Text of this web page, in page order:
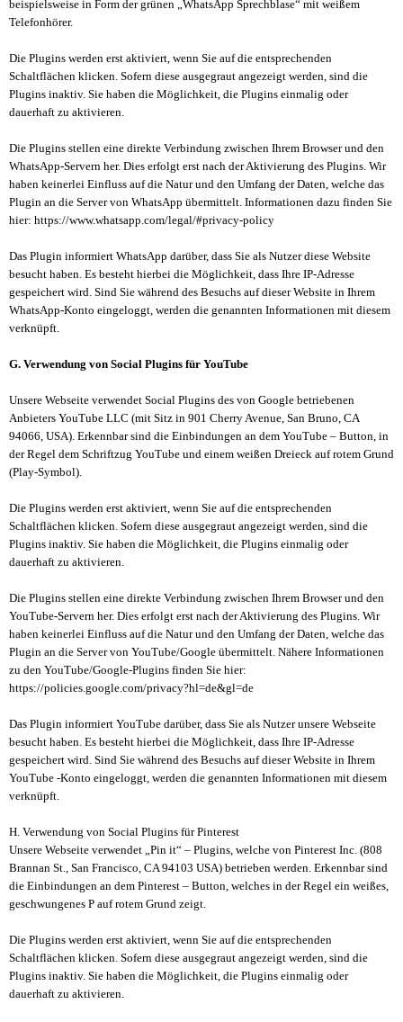
beispielsweise in Form der grünen „WhatsApp Sprechblase“ mit weißem
Telefonhörer.
Die Plugins werden erst aktiviert, wenn Sie auf die entsprechenden
Schaltflächen klicken. Sofern diese ausgegraut angezeigt werden, sind die
Plugins inaktiv. Sie haben die Möglichkeit, die Plugins einmalig oder
dauerhaft zu aktivieren.
Die Plugins stellen eine direkte Verbindung zwischen Ihrem Browser und den
WhatsApp-Servern her. Dies erfolgt erst nach der Aktivierung des Plugins. Wir
haben keinerlei Einfluss auf die Natur und den Umfang der Daten, welche das
Plugin an die Server von WhatsApp übermittelt. Informationen dazu finden Sie
hier: https://www.whatsapp.com/legal/#privacy-policy
Das Plugin informiert WhatsApp darüber, dass Sie als Nutzer diese Website
besucht haben. Es besteht hierbei die Möglichkeit, dass Ihre IP-Adresse
gespeichert wird. Sind Sie während des Besuchs auf dieser Website in Ihrem
WhatsApp-Konto eingeloggt, werden die genannten Informationen mit diesem
verknüpft.
G. Verwendung von Social Plugins für YouTube
Unsere Webseite verwendet Social Plugins des von Google betriebenen
Anbieters YouTube LLC (mit Sitz in 901 Cherry Avenue, San Bruno, CA
94066, USA). Erkennbar sind die Einbindungen an dem YouTube – Button, in
der Regel dem Schriftzug YouTube und einem weißen Dreieck auf rotem Grund
(Play-Symbol).
Die Plugins werden erst aktiviert, wenn Sie auf die entsprechenden
Schaltflächen klicken. Sofern diese ausgegraut angezeigt werden, sind die
Plugins inaktiv. Sie haben die Möglichkeit, die Plugins einmalig oder
dauerhaft zu aktivieren.
Die Plugins stellen eine direkte Verbindung zwischen Ihrem Browser und den
YouTube-Servern her. Dies erfolgt erst nach der Aktivierung des Plugins. Wir
haben keinerlei Einfluss auf die Natur und den Umfang der Daten, welche das
Plugin an die Server von YouTube/Google übermittelt. Nähere Informationen
zu den YouTube/Google-Plugins finden Sie hier:
https://policies.google.com/privacy?hl=de&gl=de
Das Plugin informiert YouTube darüber, dass Sie als Nutzer unsere Webseite
besucht haben. Es besteht hierbei die Möglichkeit, dass Ihre IP-Adresse
gespeichert wird. Sind Sie während des Besuchs auf dieser Website in Ihrem
YouTube -Konto eingeloggt, werden die genannten Informationen mit diesem
verknüpft.
H. Verwendung von Social Plugins für Pinterest
Unsere Webseite verwendet „Pin it“ – Plugins, welche von Pinterest Inc. (808
Brannan St., San Francisco, CA 94103 USA) betrieben werden. Erkennbar sind
die Einbindungen an dem Pinterest – Button, welches in der Regel ein weißes,
geschwungenes P auf rotem Grund zeigt.
Die Plugins werden erst aktiviert, wenn Sie auf die entsprechenden
Schaltflächen klicken. Sofern diese ausgegraut angezeigt werden, sind die
Plugins inaktiv. Sie haben die Möglichkeit, die Plugins einmalig oder
dauerhaft zu aktivieren.